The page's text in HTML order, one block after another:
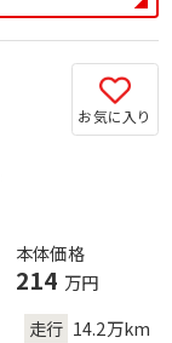
お気に入り
本体価格
214 万円
走行 14.2万km